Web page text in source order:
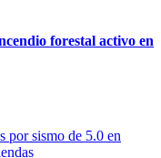
forestal activo en